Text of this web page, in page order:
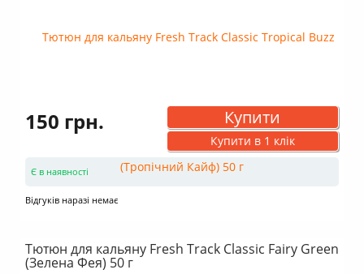
150 грн. Купити
Купити в 1 клік
Є в наявності
Відгуків наразі немає
Тютюн для кальяну Fresh Track Classic Fairy Green
(Зелена Фея) 50 г